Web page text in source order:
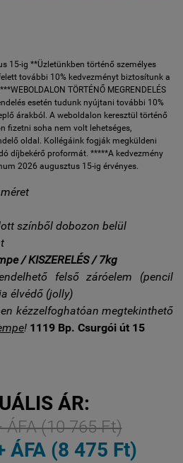
15-ig **Üzletünkben történő személyes
további 10% kedvezményt biztosítunk a
TÖRTÉNŐ MEGRENDELÉS
esetén tudunk nyújtani további 10%
árakból. A weboldalon keresztül történő
fizetni soha nem volt lehetséges,
oldal. Kollégáink fogják megküldeni
díjbekérő proformát. *****A kedvezmény
2026 augusztus 15-ig érvényes.
színből dobozon belül
/ KISZERELÉS / 7kg
felső záróelem (pencil
élvédő (jolly)
kézzelfoghatóan megtekinthető
! 1119 Bp. Csurgói út 15
ÁR:
ÁFA (10 765 Ft)
ÁFA (8 475 Ft)